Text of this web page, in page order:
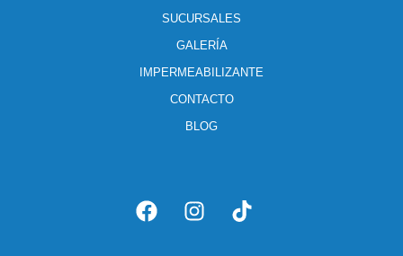
SUCURSALES
GALERÍA
IMPERMEABILIZANTE
CONTACTO
BLOG